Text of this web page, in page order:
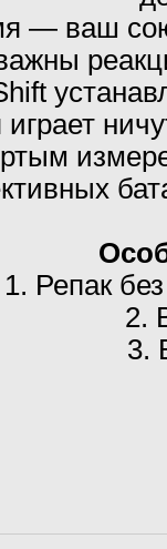
— ваш
играет
1. Репак
2.
3.